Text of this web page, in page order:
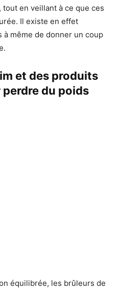
, tout en veillant à ce que ces
Il existe en effet
même de donner un coup
et des produits
du poids
équilibrée, les brûleurs de